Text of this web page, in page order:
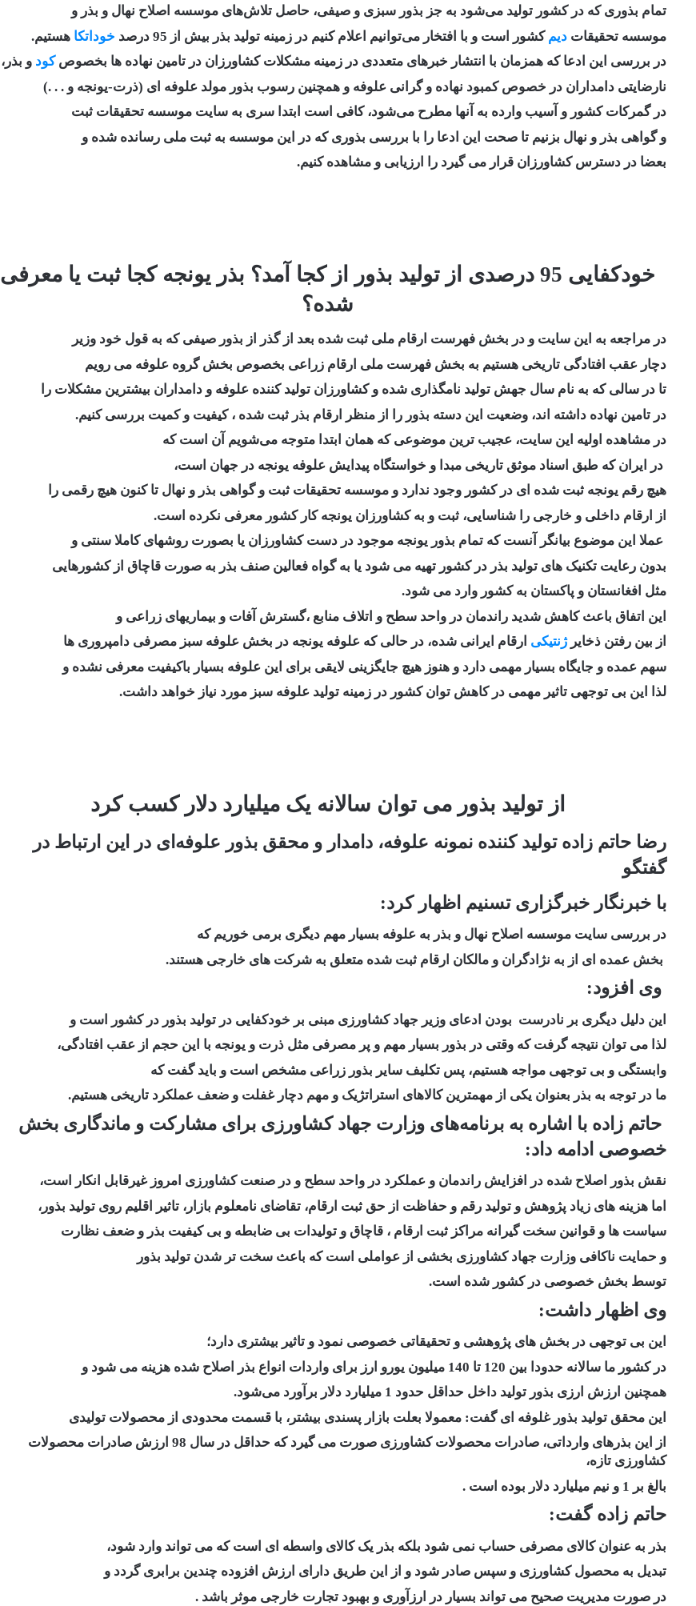
تمام بذوری که در کشور تولید می‌شود به جز بذور سبزی و صیفی، حاصل تلاش‌های موسسه اصلاح نهال و بذر و
موسسه تحقیقات دیم کشور است و با افتخار می‌توانیم اعلام کنیم در زمینه تولید بذر بیش از 95 درصد خوداتکا هستیم.
در بررسی این ادعا که همزمان با انتشار خبرهای متعددی در زمینه مشکلات کشاورزان در تامین نهاده ها بخصوصکود و بذر،
نارضایتی دامداران در خصوص کمبود نهاده و گرانی علوفه و همچنین رسوب بذور مولد علوفه ای (ذرت-یونجه و . . .)
در گمرکات کشور و آسیب وارده به آنها مطرح می‌شود، کافی است ابتدا سری به سایت موسسه تحقیقات ثبت
و گواهی بذر و نهال بزنیم تا صحت این ادعا را با بررسی بذوری که در این موسسه به ثبت ملی رسانده شده و
بعضا در دسترس کشاورزان قرار می گیرد را ارزیابی و مشاهده کنیم.
خودکفایی 95 درصدی از تولید بذور از کجا آمد؟ بذر یونجه کجا ثبت یا معرفی
شده؟
در مراجعه به این سایت و در بخش فهرست ارقام ملی ثبت شده بعد از گذر از بذور صیفی که به قول خود وزیر
دچار عقب افتادگی تاریخی هستیم به بخش فهرست ملی ارقام زراعی بخصوص بخش گروه علوفه می رویم
تا در سالی که به نام سال جهش تولید نامگذاری شده و کشاورزان تولید کننده علوفه و دامداران بیشترین مشکلات را
در تامین نهاده داشته اند، وضعیت این دسته بذور را از منظر ارقام بذر ثبت شده ، کیفیت و کمیت بررسی کنیم.
در مشاهده اولیه این سایت، عجیب ترین موضوعی که همان ابتدا متوجه می‌شویم آن است که
در ایران که طبق اسناد موثق تاریخی مبدا و خواستگاه پیدایش علوفه یونجه در جهان است،
هیچ رقم یونجه ثبت شده ای در کشور وجود ندارد و موسسه تحقیقات ثبت و گواهی بذر و نهال تا کنون هیچ رقمی را
از ارقام داخلی و خارجی را شناسایی، ثبت و به کشاورزان یونجه کار کشور معرفی نکرده است.
عملا این موضوع بیانگر آنست که تمام بذور یونجه موجود در دست کشاورزان یا بصورت روشهای کاملا سنتی و
بدون رعایت تکنیک های تولید بذر در کشور تهیه می شود یا به گواه فعالین صنف بذر به صورت قاچاق از کشورهایی
مثل افغانستان و پاکستان به کشور وارد می شود.
این اتفاق باعث کاهش شدید راندمان در واحد سطح و اتلاف منابع ،گسترش آفات و بیماریهای زراعی و
از بین رفتن ذخایرژنتیکی ارقام ایرانی شده، در حالی که علوفه یونجه در بخش علوفه سبز مصرفی دامپروری ها
سهم عمده و جایگاه بسیار مهمی دارد و هنوز هیچ جایگزینی لایقی برای این علوفه بسیار باکیفیت معرفی نشده و
لذا این بی توجهی تاثیر مهمی در کاهش توان کشور در زمینه تولید علوفه سبز مورد نیاز خواهد داشت.
از تولید بذور می توان سالانه یک میلیارد دلار کسب کرد
رضا حاتم زاده تولید کننده نمونه علوفه، دامدار و محقق بذور علوفه‌ای در این ارتباط در
گفتگو
با خبرنگار خبرگزاری تسنیم اظهار کرد:
در بررسی سایت موسسه اصلاح نهال و بذر به علوفه بسیار مهم دیگری برمی خوریم که
بخش عمده ای از به نژادگران و مالکان ارقام ثبت شده متعلق به شرکت های خارجی هستند.
وی افزود:
این دلیل دیگری بر نادرست بودن ادعای وزیر جهاد کشاورزی مبنی بر خودکفایی در تولید بذور در کشور است و
لذا می توان نتیجه گرفت که وقتی در بذور بسیار مهم و پر مصرفی مثل ذرت و یونجه با این حجم از عقب افتادگی،
وابستگی و بی توجهی مواجه هستیم، پس تکلیف سایر بذور زراعی مشخص است و باید گفت که
ما در توجه به بذر بعنوان یکی از مهمترین کالاهای استراتژیک و مهم دچار غفلت و ضعف عملکرد تاریخی هستیم.
حاتم زاده با اشاره به برنامه‌های وزارت جهاد کشاورزی برای مشارکت و ماندگاری بخش
خصوصی ادامه داد:
نقش بذور اصلاح شده در افزایش راندمان و عملکرد در واحد سطح و در صنعت کشاورزی امروز غیرقابل انکار است،
اما هزینه های زیاد پژوهش و تولید رقم و حفاظت از حق ثبت ارقام، تقاضای نامعلوم بازار، تاثیر اقلیم روی تولید بذور،
سیاست ها و قوانین سخت گیرانه مراکز ثبت ارقام ، قاچاق و تولیدات بی ضابطه و بی کیفیت بذر و ضعف نظارت
و حمایت ناکافی وزارت جهاد کشاورزی بخشی از عواملی است که باعث سخت تر شدن تولید بذور
توسط بخش خصوصی در کشور شده است.
وی اظهار داشت:
این بی توجهی در بخش های پژوهشی و تحقیقاتی خصوصی نمود و تاثیر بیشتری دارد؛
در کشور ما سالانه حدودا بین 120 تا 140 میلیون یورو ارز برای واردات انواع بذر اصلاح شده هزینه می شود و
همچنین ارزش ارزی بذور تولید داخل حداقل حدود 1 میلیارد دلار برآورد می‌شود.
این محقق تولید بذور غلوفه ای گفت: معمولا بعلت بازار پسندی بیشتر، با قسمت محدودی از محصولات تولیدی
از این بذرهای وارداتی، صادرات محصولات کشاورزی صورت می گیرد که حداقل در سال 98 ارزش صادرات محصولات
کشاورزی تازه،
بالغ بر 1 و نیم میلیارد دلار بوده است .
حاتم زاده گفت:
بذر به عنوان کالای مصرفی حساب نمی شود بلکه بذر یک کالای واسطه ای است که می تواند وارد شود،
تبدیل به محصول کشاورزی و سپس صادر شود و از این طریق دارای ارزش افزوده چندین برابری گردد و
در صورت مدیریت صحیح می تواند بسیار در ارزآوری و بهبود تجارت خارجی موثر باشد .